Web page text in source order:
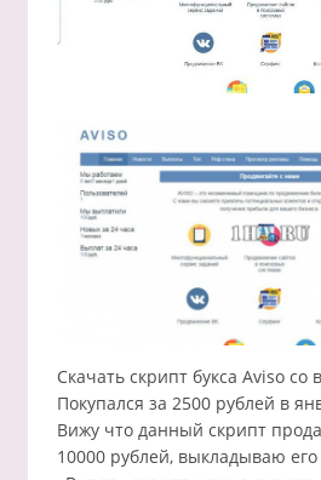
Скачать скрипт букса Aviso со
Покупался за 2500 рублей в
Вижу что данный скрипт
10000 рублей, выкладываю